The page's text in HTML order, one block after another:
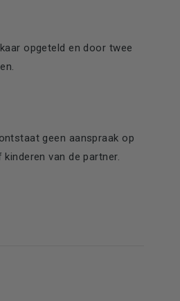
opgeteld en door twee
geen aanspraak op
van de partner.